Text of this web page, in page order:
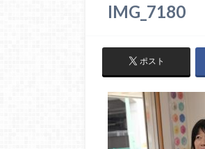
IMG_7180
ポスト